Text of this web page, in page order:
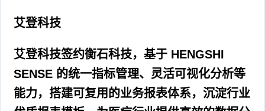
艾登科技
艾登科技签约衡石科技，基于 HENGSHI
SENSE 的统一指标管理、灵活可视化分析等
能力，搭建可复用的业务报表体系，沉淀行业